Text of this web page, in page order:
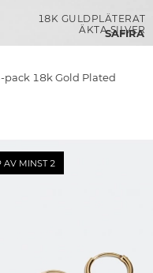
SAFIRA
18K GULDPLÄTERAT
ÄKTA SILVER
18k Gold Plated
AV MINST 2